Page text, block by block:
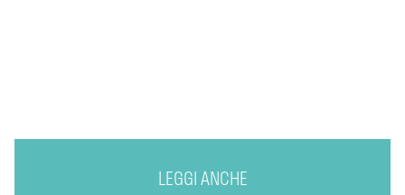
LEGGI ANCHE